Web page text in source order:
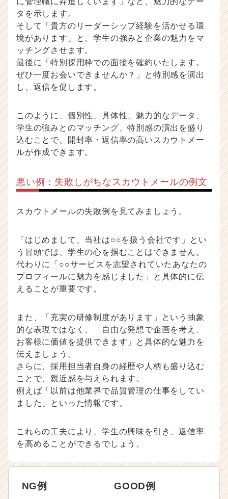
タを示します。
そして「貴方のリーダーシップ経験を活かせる環
境があります」と、学生の強みと企業の魅力をマ
ッチングさせます。
最後に「特別採用枠での面接を確約いたします。
ぜひ一度お会いできませんか？」と特別感を演出
し、返信を促します。
このように、個別性、具体性、魅力的なデータ、
学生の強みとのマッチング、特別感の演出を盛り
込むことで、開封率・返信率の高いスカウトメー
ルが作成できます。
悪い例：失敗しがちなスカウトメールの例文
スカウトメールの失敗例を見てみましょう。
「はじめまして、当社は○○を扱う会社です」とい
う冒頭では、学生の心を掴むことはできません。
代わりに「○○サービスを志望されていたあなたの
プロフィールに魅力を感じました」と具体的に伝
えることが重要です。
また、「充実の研修制度があります」という抽象
的な表現ではなく、「自由な発想で企画を考え、
お客様に価値を提供できます」と具体的な魅力を
伝えましょう。
さらに、採用担当者自身の経歴や人柄も盛り込む
ことで、親近感を与えられます。
例えば「以前は他業界で品質管理の仕事をしてい
ました」といった情報です。
これらの工夫により、学生の興味を引き、返信率
を高めることができるでしょう。
NG例 GOOD例